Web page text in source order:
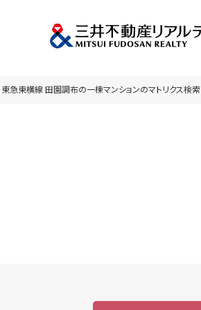
東急東横線 田園調布の一棟マンションのマトリクス検索